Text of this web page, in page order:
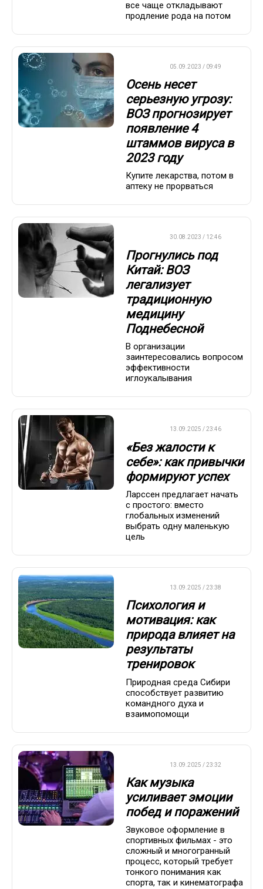
все чаще откладывают
продление рода на потом
05.09.2023 / 09:49
Осень несет
серьезную угрозу:
ВОЗ прогнозирует
появление 4
штаммов вируса в
2023 году
Купите лекарства, потом в
аптеку не прорваться
30.08.2023 / 12:46
Прогнулись под
Китай: ВОЗ
легализует
традиционную
медицину
Поднебесной
В организации
заинтересовались вопросом
эффективности
иглоукалывания
13.09.2025 / 23:46
«Без жалости к
себе»: как привычки
формируют успех
Ларссен предлагает начать
с простого: вместо
глобальных изменений
выбрать одну маленькую
цель
13.09.2025 / 23:38
Психология и
мотивация: как
природа влияет на
результаты
тренировок
Природная среда Сибири
способствует развитию
командного духа и
взаимопомощи
13.09.2025 / 23:32
Как музыка
усиливает эмоции
побед и поражений
Звуковое оформление в
спортивных фильмах - это
сложный и многогранный
процесс, который требует
тонкого понимания как
спорта, так и кинематографа